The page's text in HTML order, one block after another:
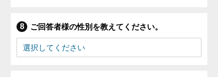
ご回答者様の性別を教えてください。